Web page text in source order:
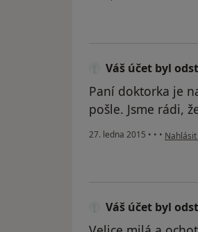
Váš účet byl
Paní doktorka je
pošle. Jsme rádi,
27. ledna 2015 • • • podle
Váš účet byl